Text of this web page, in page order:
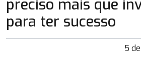
preciso mais que
para ter sucesso
5